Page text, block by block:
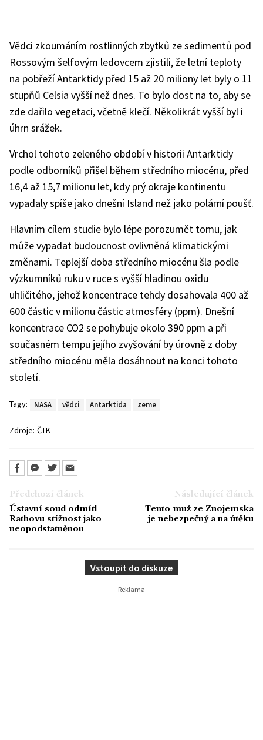
Vědci zkoumáním rostlinných zbytků ze sedimentů pod
Rossovým šelfovým ledovcem zjistili, že letní teploty
na pobřeží Antarktidy před 15 až 20 miliony let byly o 11
stupňů Celsia vyšší než dnes. To bylo dost na to, aby se
zde dařilo vegetaci, včetně klečí. Několikrát vyšší byl i
úhrn srážek.
Vrchol tohoto zeleného období v historii Antarktidy
podle odborníků přišel během středního miocénu, před
16,4 až 15,7 milionu let, kdy prý okraje kontinentu
vypadaly spíše jako dnešní Island než jako polární poušť.
Hlavním cílem studie bylo lépe porozumět tomu, jak
může vypadat budoucnost ovlivněná klimatickými
změnami. Teplejší doba středního miocénu šla podle
výzkumníků ruku v ruce s vyšší hladinou oxidu
uhličitého, jehož koncentrace tehdy dosahovala 400 až
600 částic v milionu částic atmosféry (ppm). Dnešní
koncentrace CO2 se pohybuje okolo 390 ppm a při
současném tempu jejího zvyšování by úrovně z doby
středního miocénu měla dosáhnout na konci tohoto
století.
Tagy: NASA vědci Antarktida zeme
Zdroje: ČTK
Předchozí článek
Ústavní soud odmítl
Rathovu stížnost jako
neopodstatněnou
Následující článek
Tento muž ze Znojemska
je nebezpečný a na útěku
Vstoupit do diskuze